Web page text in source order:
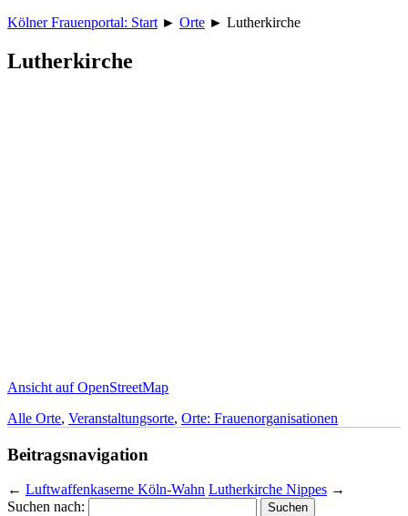
Kölner Frauenportal: Start ► Orte ► Lutherkirche
Lutherkirche
Ansicht auf OpenStreetMap
Alle Orte, Veranstaltungsorte, Orte: Frauenorganisationen
Beitragsnavigation
← Luftwaffenkaserne Köln-Wahn Lutherkirche Nippes →
Suchen nach: